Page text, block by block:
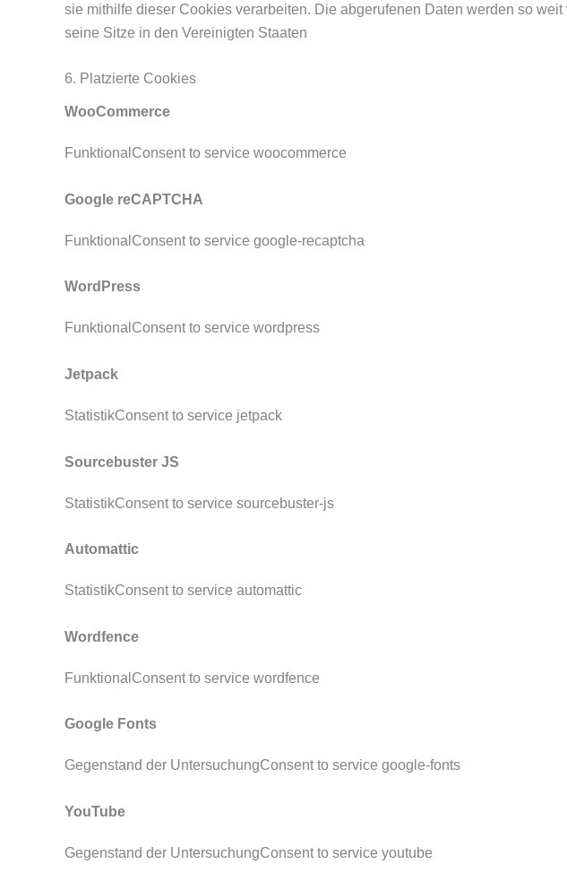
sie mithilfe dieser Cookies verarbeiten. Die abgerufenen Daten werden so
seine Sitze in den Vereinigten Staaten
6. Platzierte Cookies
WooCommerce
FunktionalConsent to service woocommerce
Google reCAPTCHA
FunktionalConsent to service google-recaptcha
WordPress
FunktionalConsent to service wordpress
Jetpack
StatistikConsent to service jetpack
Sourcebuster JS
StatistikConsent to service sourcebuster-js
Automattic
StatistikConsent to service automattic
Wordfence
FunktionalConsent to service wordfence
Google Fonts
Gegenstand der UntersuchungConsent to service google-fonts
YouTube
Gegenstand der UntersuchungConsent to service youtube